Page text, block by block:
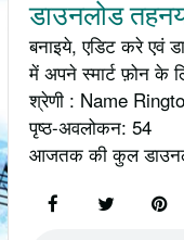
डाउनलोड
बनाइये, एडिट करे एवं
में अपने स्मार्ट फ़ोन के
श्रेणी : Name
पृष्ठ-अवलोकन: 54
आजतक की कुल